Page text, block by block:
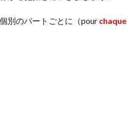
別のパートごとに（pour chaque